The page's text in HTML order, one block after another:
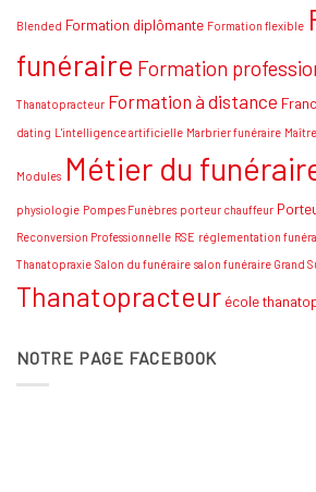
Blended Formation diplômante Formation flexible
funéraire Formation
Thanatopracteur Formation à distance
dating L'intelligence artificielle Marbrier funéraire
Modules Métier du
physiologie Pompes Funèbres porteur chauffeur
Reconversion Professionnelle RSE réglementation
Thanatopraxie Salon du funéraire salon funéraire Grand
Thanatopracteur école
NOTRE PAGE FACEBOOK